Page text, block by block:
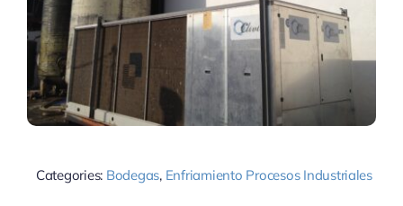
Categories: Bodegas, Enfriamiento Procesos Industriales